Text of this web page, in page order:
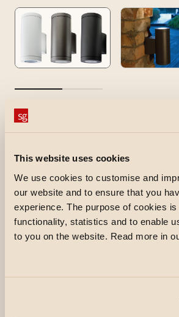
This website uses cookies
We use cookies to customise and
our website and to ensure that you
experience. The purpose of cookies
functionality, statistics and to enable
to you on the website. Read more in
Metro
den Versionen Wandleuchte, mit
nach unten oder nach oben und
Deckenleuchte erhältlich.
austauschbar (GU10).
Zubehör (optional) möglich.